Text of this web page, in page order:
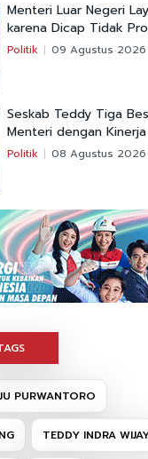
Menteri Luar Negeri
karena Dicap Tidak
Politik 09 Agustus 2026
Seskab Teddy Tiga
Menteri dengan
Politik 08 Agustus 2026
PURWANTORO
TEDDY INDRA